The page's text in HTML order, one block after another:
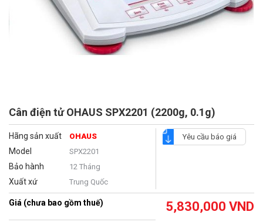
Cân điện tử OHAUS SPX2201 (2200g, 0.1g)
Hãng sản xuất OHAUS
Model SPX2201
Bảo hành 12 Tháng
Xuất xứ Trung Quốc
Yêu cầu báo giá
Giá (chưa bao gồm thuế) 5,830,000 VND